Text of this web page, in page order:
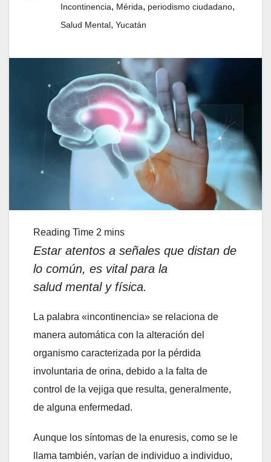
Incontinencia, Mérida, periodismo ciudadano,
Salud Mental, Yucatán
Estar atentos a señales que distan de
lo común, es vitalpara la
saludmental y física.
La palabra «incontinencia» se relaciona de
manera automática con la alteración del
organismo caracterizada por la pérdida
involuntaria de orina, debido a la falta de
control de la vejiga que resulta, generalmente,
de alguna enfermedad.
Aunque los síntomas de la enuresis, como se le
llama también, varían de individuo a individuo,